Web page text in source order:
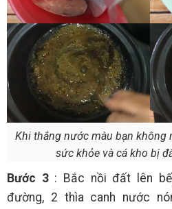
Khi thắng nước màu bạn không
sức khỏe và cá kho bị
Bước 3: Bắc nồi đất lên
đường, 2 thìa canh nước